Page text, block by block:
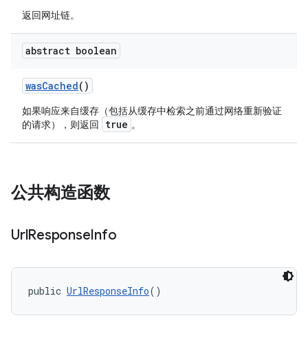
返回网址链。
abstract boolean
wasCached()
如果响应来自缓存（包括从缓存中检索之前通过网络重新验证
的请求），则返回
true 。
公共构造函数
UrlResponseInfo
public UrlResponseInfo()